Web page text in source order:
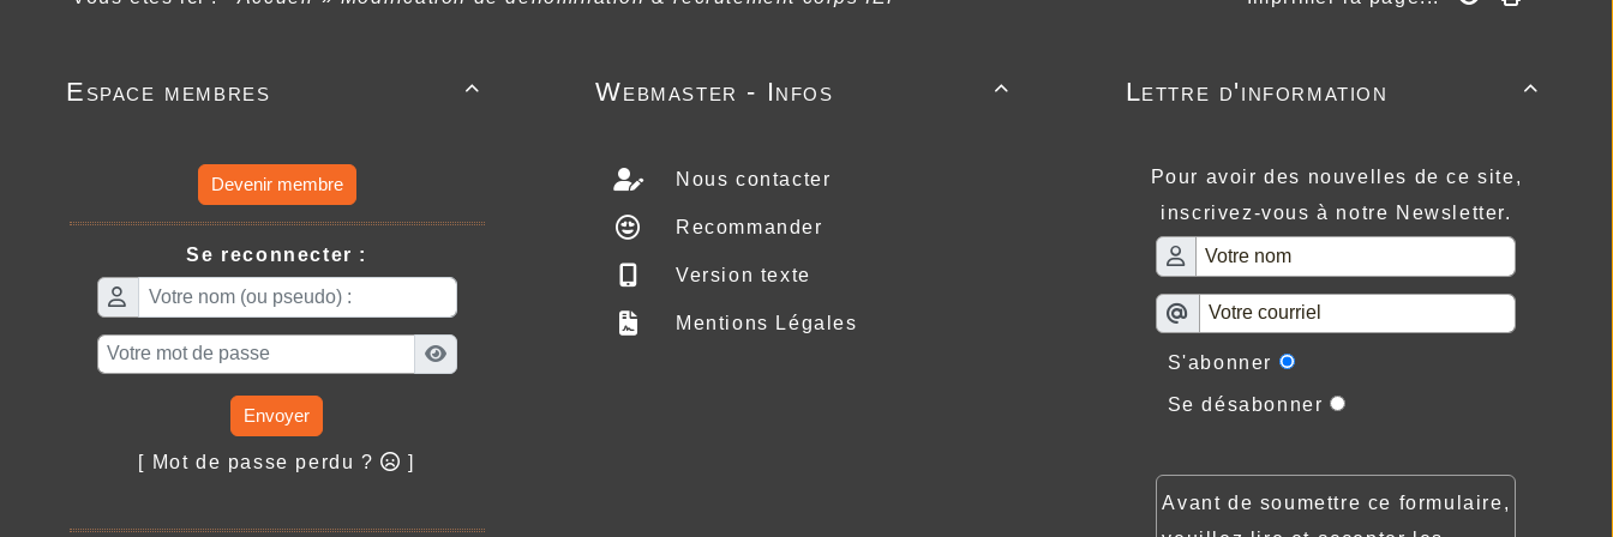

Espace membres
Devenir membre
Se reconnecter :
Envoyer
[ Mot de passe perdu ? ]

Webmaster - Infos
Nous contacter
Recommander
Version texte
Mentions Légales

Lettre d'information
Pour avoir des nouvelles de ce site,
inscrivez-vous à notre Newsletter.
S'abonner
Se désabonner
Avant de soumettre ce formulaire,